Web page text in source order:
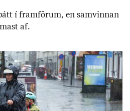
í fram­förum, en sam­vinn­an
af.